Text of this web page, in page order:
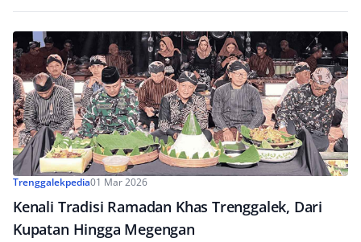
Trenggalekpedia01 Mar 2026
Kenali Tradisi Ramadan Khas Trenggalek, Dari
Kupatan Hingga Megengan